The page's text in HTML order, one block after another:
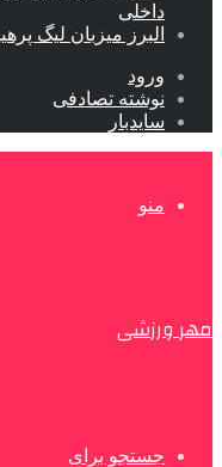
داخلی
البرز میزبان لیگ
ورود
نوشته تصادفی
سایدبار
منو
مهر ورزشی
جستجو برای